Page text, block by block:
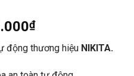
₫Khoảng
giá:
từ
1.789.000₫
động thương hiệu NIKITA.